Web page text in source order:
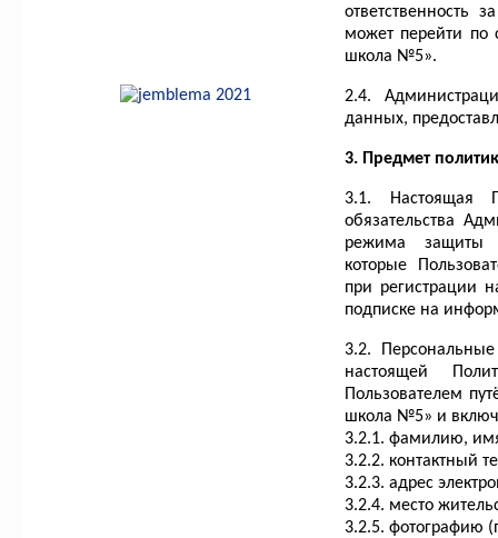
ответственность
может перейти по
школа №5».
2.4.
данных,
3. Предмет
3.1. Настоящая
обязательства
режима защиты
которые
при регистрации
подписке на
3.2.
настоящей
Пользователем
школа №5» и
3.2.1. фамилию,
3.2.2. контактный
3.2.3. адрес
3.2.4. место
3.2.5. фотографию